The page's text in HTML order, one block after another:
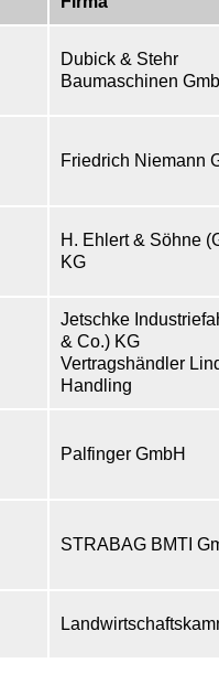
Dubick & Stehr
Baumaschinen
Friedrich Niemann
H. Ehlert & Söhne
KG
Jetschke
& Co.) KG
Vertragshändler
Handling
Palfinger GmbH
STRABAG BMTI